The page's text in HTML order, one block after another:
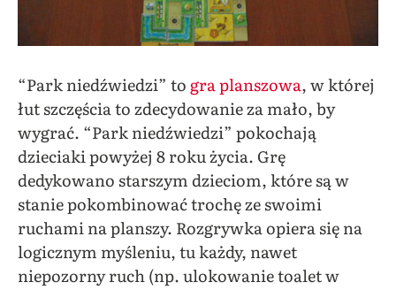
“Park niedźwiedzi” to gra planszowa, w której
łut szczęścia to zdecydowanie za mało, by
wygrać. “Park niedźwiedzi” pokochają
dzieciaki powyżej 8 roku życia. Grę
dedykowano starszym dzieciom, które są w
stanie pokombinować trochę ze swoimi
ruchami na planszy. Rozgrywka opiera się na
logicznym myśleniu, tu każdy, nawet
niepozorny ruch (np. ulokowanie toalet w